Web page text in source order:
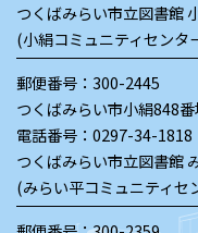
つくばみらい市立図書館
(小絹コミュニティセンタ
郵便番号：300-2445
つくばみらい市小絹848
電話番号： 0297-34-1818
つくばみらい市立図書館
(みらい平コミュニティ